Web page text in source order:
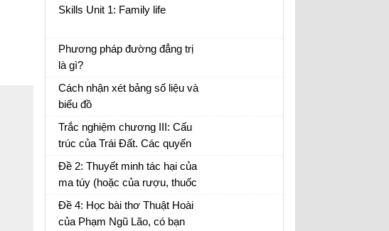
Chuyện chức phán sự đền Tản Viên
Skills Unit 1: Family life
Phương pháp đường đẳng trị
là gì?
Cách nhận xét bảng số liệu và
biểu đồ
Ôn tập Địa 10
Trắc nghiệm chương III: Cấu
trúc của Trái Đất. Các quyển
của lớp vỏ địa lí
Đề 2: Thuyết minh tác hại của
ma túy (hoặc của rượu, thuốc
lá…) đối với đời sống con
người.
Đề 4: Học bài thơ Thuật Hoài
của Phạm Ngũ Lão, có bạn